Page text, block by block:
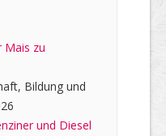
Mais zu
Bildung und
und Diesel